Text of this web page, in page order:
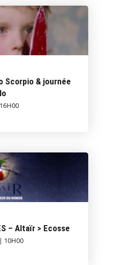
Scorpio & journée
– Altaïr > Ecosse
10H00